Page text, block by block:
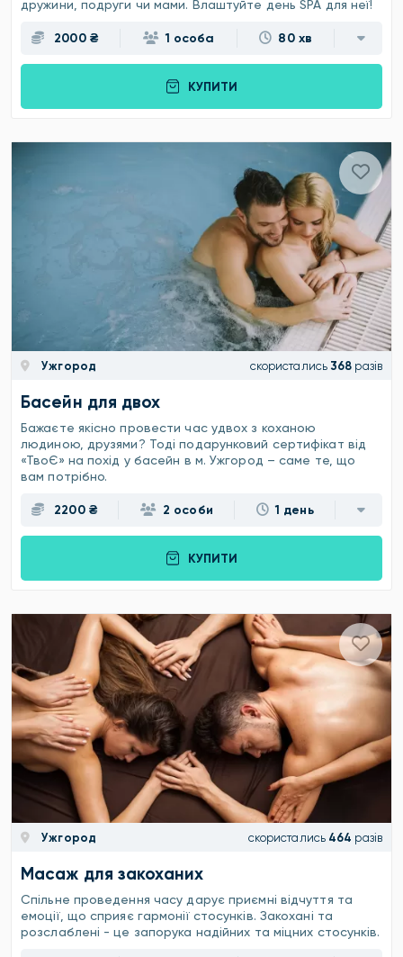
дружини, подруги чи мами. Влаштуйте день SPA для неї!
2000 ₴ 1 особа 80 хв
КУПИТИ
Ужгород скористались 368 разів
Басейн для двох
Бажаєте якісно провести час удвох з коханою
людиною, друзями? Тоді подарунковий сертифікат від
«ТвоЄ» на похід у басейн в м. Ужгород – саме те, що
вам потрібно.
2200 ₴ 2 особи 1 день
КУПИТИ
Ужгород скористались 464 разів
Масаж для закоханих
Спільне проведення часу дарує приємні відчуття та
емоції, що сприяє гармонії стосунків. Закохані та
розслаблені - це запорука надійних та міцних стосунків.